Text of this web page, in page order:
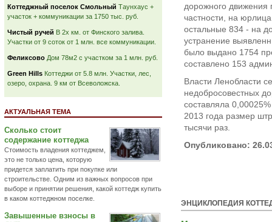
дорожного движения
частности, на
остальные 834 - на
устранение
было выдано 1754
составлено 153
Власти Ленобласти
недобросовестных
составляла
2013 года размер
тысячи раз.
Опубликовано:
ЭНЦИКЛОПЕДИЯ
Коттеджный поселок Смольный Таунхаус +
участок + коммуникации за 1750 тыс. руб.
Чистый ручей В 2х км. от Финского залива.
Участки от 9 соток от 1 млн. все коммуникации.
Феликсово Дом 78м2 с участком за 1 млн. руб.
Green Hills Коттеджи от 5.8 млн. Участки, лес,
озеро, охрана. 9 км от Всеволожска.
АКТУАЛЬНАЯ ТЕМА
Сколько стоит
содержание коттеджа
Стоимость владения коттеджем,
это не только цена, которую
придется заплатить при покупке или
строительстве. Одним из важных вопросов при
выборе и принятии решения, какой коттедж купить
в каком коттеджном поселке.
Завышенные взносы в